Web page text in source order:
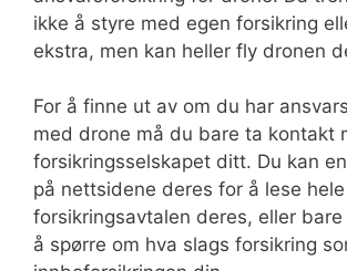
ikke å styre med egen forsikring
ekstra, men kan heller fly dronen
For å finne ut av om du har
med drone må du bare ta kontakt
forsikringsselskapet ditt. Du kan
på nettsidene deres for å lese hele
forsikringsavtalen deres, eller
å spørre om hva slags forsikring